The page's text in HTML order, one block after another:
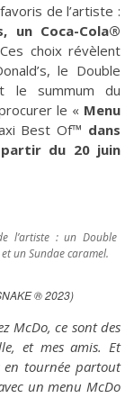
de l’artiste :
un Coca-Cola®
choix révèlent
le Double
le summum du
le « Menu
Best Of™ dans
du 20 juin
l’artiste : un Double
un Sundae caramel.
® 2023)
McDo, ce sont des
et mes amis. Et
en tournée partout
un menu McDo